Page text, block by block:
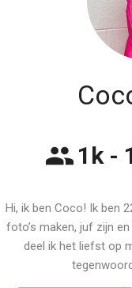
1k -
Hi, ik ben Coco! Ik ben
foto’s maken, juf zijn
deel ik het liefst op